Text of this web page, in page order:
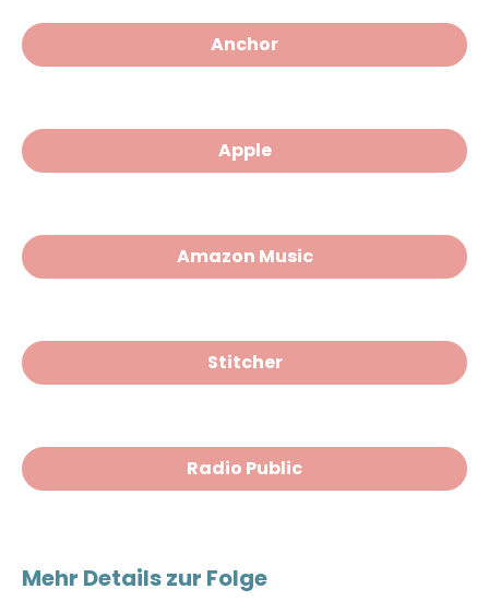
Anchor
Apple
Amazon Music
Stitcher
Radio Public
Mehr Details zur Folge